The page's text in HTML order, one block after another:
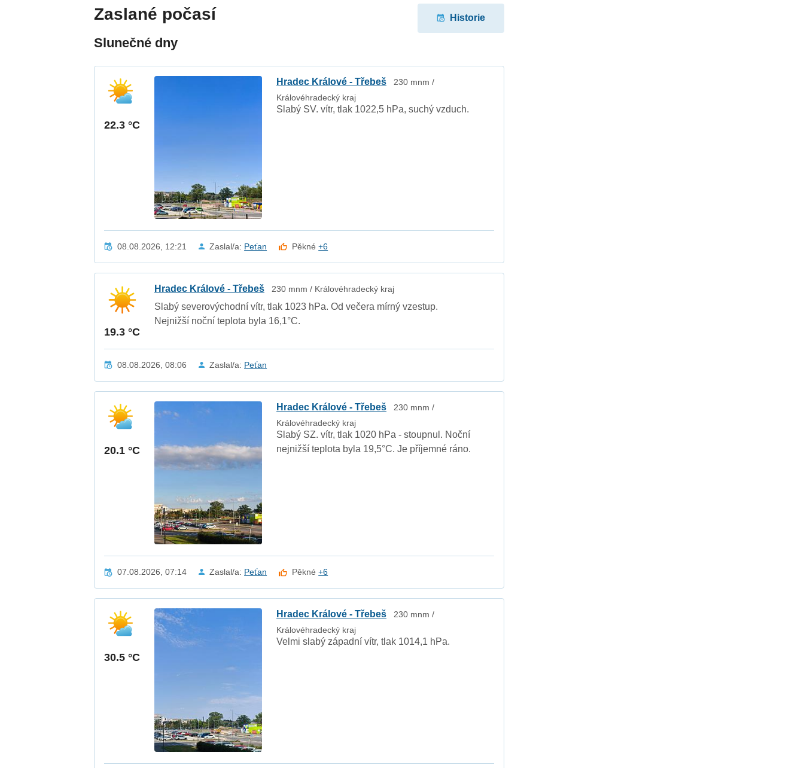
Zaslané počasí
Slunečné dny
Historie
22.3 °C
Hradec Králové - Třebeš
230 mnm /
Královéhradecký kraj
Slabý SV. vítr, tlak 1022,5 hPa, suchý vzduch.
08.08.2026, 12:21 Zaslal/a: Peťan Pěkné+6
19.3 °C
Hradec Králové - Třebeš 230 mnm / Královéhradecký kraj
Slabý severovýchodní vítr, tlak 1023 hPa. Od večera mírný vzestup.
Nejnižší noční teplota byla 16,1°C.
08.08.2026, 08:06 Zaslal/a: Peťan
20.1 °C
Hradec Králové - Třebeš
230 mnm /
Královéhradecký kraj
Slabý SZ. vítr, tlak 1020 hPa - stoupnul. Noční
nejnižší teplota byla 19,5°C. Je příjemné ráno.
07.08.2026, 07:14 Zaslal/a: Peťan Pěkné+6
30.5 °C
Hradec Králové - Třebeš
230 mnm /
Královéhradecký kraj
Velmi slabý západní vítr, tlak 1014,1 hPa.